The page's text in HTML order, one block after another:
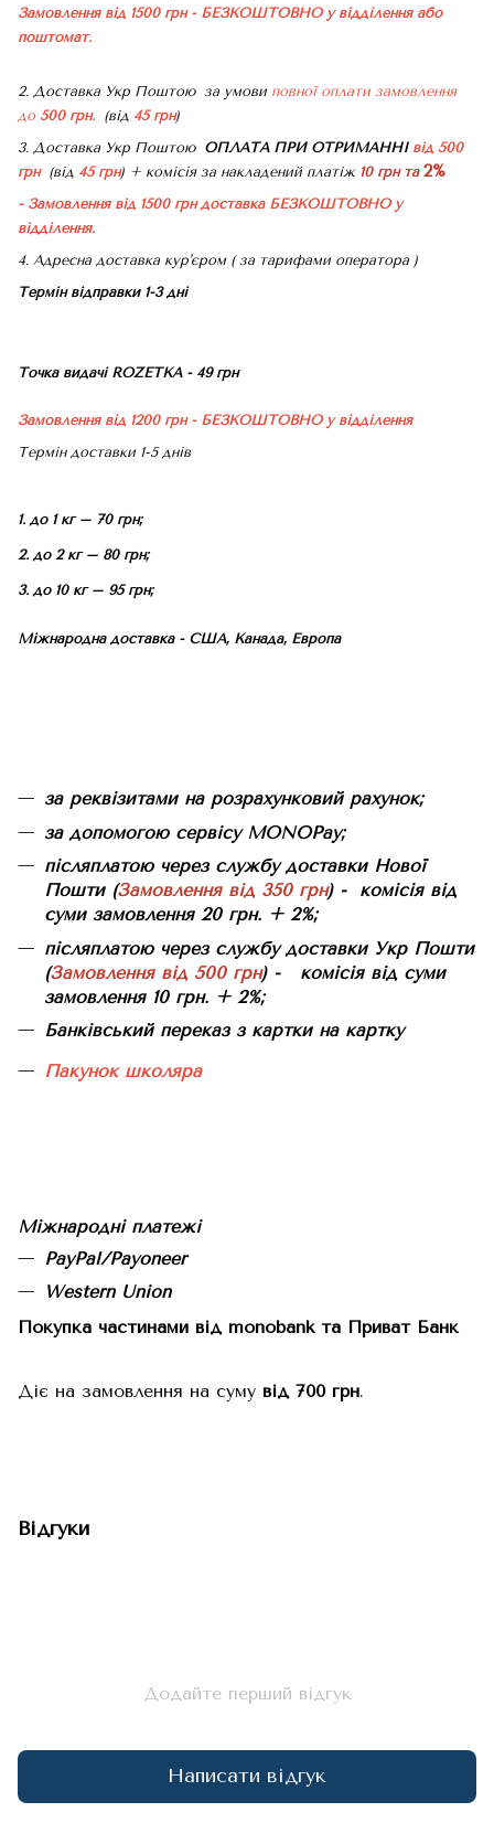
Замовлення від 1500 грн - БЕЗКОШТОВНО у відділення або
поштомат.
2. Доставка Укр Поштою за умови повної оплати замовлення
до 500 грн. (від 45 грн)
3. Доставка Укр ПоштоюОПЛАТА ПРИ ОТРИМАННІ від 500
грн (від 45 грн) + комісія за накладений платіж 10 грн та 2%
- Замовлення від 1500 грн доставка БЕЗКОШТОВНО у
відділення.
4. Адресна доставка кур'єром ( за тарифами оператора )
Термін відправки 1-3 дні
Точка видачі ROZETKA - 49 грн
Замовлення від 1200 грн - БЕЗКОШТОВНО у відділення
Термін доставки 1-5 днів
1. до 1 кг – 70 грн;
2. до 2 кг – 80 грн;
3. до 10 кг – 95 грн;
Міжнародна доставка - США, Канада, Европа
за реквізитами на розрахунковий рахунок;
за допомогою сервісу MONOPay;
післяплатою через службу доставки Нової
Пошти (Замовлення від 350 грн) - комісія від
суми замовлення 20 грн. + 2%;
післяплатою через службу доставки Укр Пошти
(Замовлення від 500 грн) - комісія від суми
замовлення 10 грн. + 2%;
Банківський переказ з картки на картку
Пакунок школяра
Міжнародні платежі
PayPal/Payoneer
Western Union
Покупка частинами від monobank та Приват Банк
Діє на замовлення на суму від 700 грн.
Відгуки
Додайте перший відгук
Написати відгук